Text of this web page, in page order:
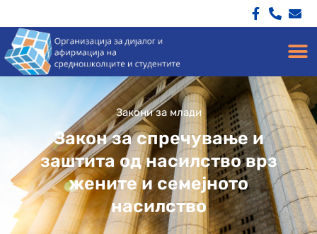
Закони за млади
Закон за спречување и
заштита од насилство врз
жените и семејното
насилство